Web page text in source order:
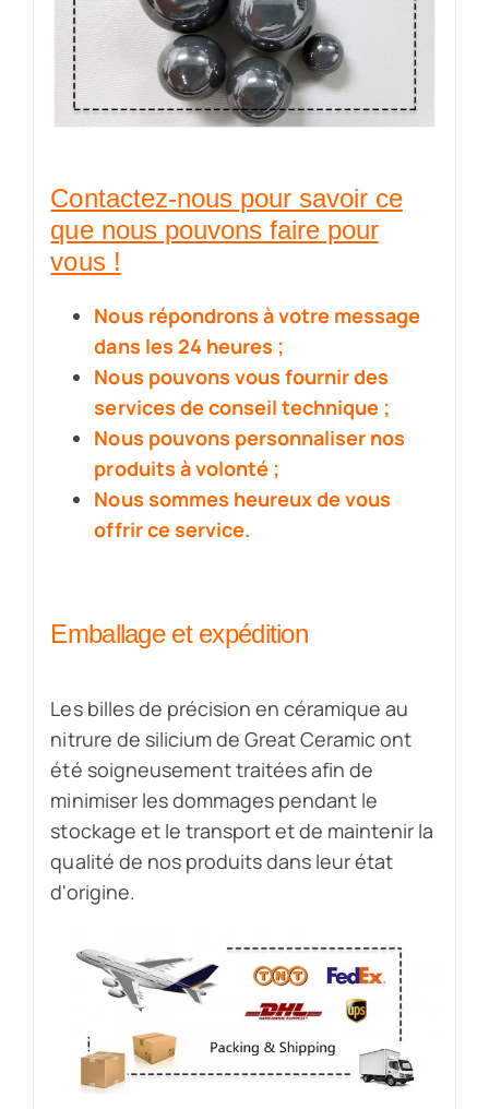
Contactez-nous pour savoir ce
que nous pouvons faire pour
vous !
Nous répondrons à votre message
dans les 24 heures ;
Nous pouvons vous fournir des
services de conseil technique ;
Nous pouvons personnaliser nos
produits à volonté ;
Nous sommes heureux de vous
offrir ce service.
Emballage et expédition
Les billes de précision en céramique au
nitrure de silicium de Great Ceramic ont
été soigneusement traitées afin de
minimiser les dommages pendant le
stockage et le transport et de maintenir la
qualité de nos produits dans leur état
d'origine.